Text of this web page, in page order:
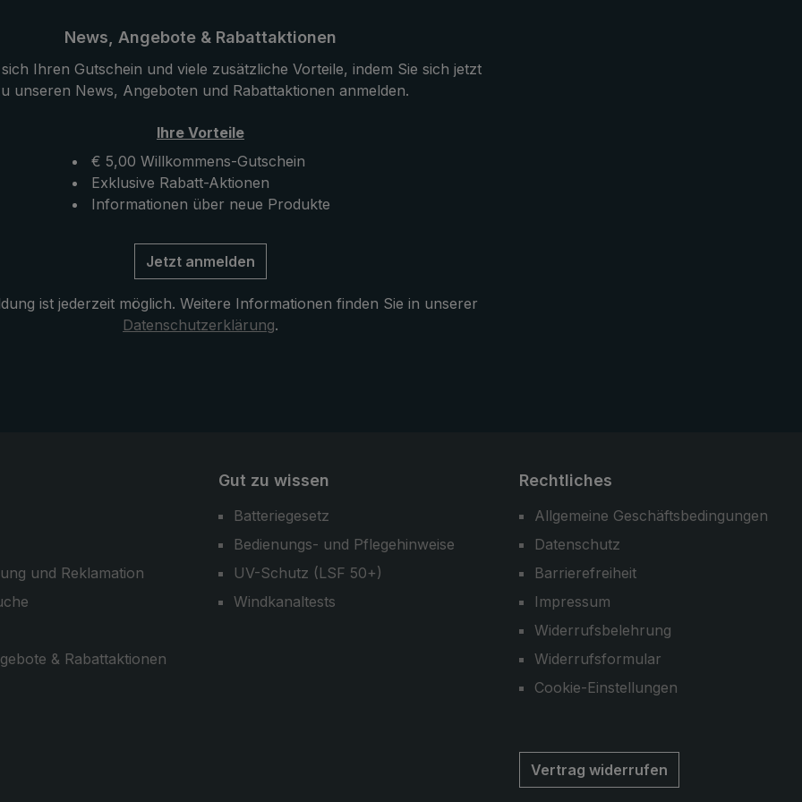
News, Angebote & Rabattaktionen
Ihren Gutschein und viele zusätzliche Vorteile, indem Sie sich jetzt
unseren News, Angeboten und Rabattaktionen anmelden.
Ihre Vorteile
€ 5,00 Willkommens-Gutschein
Exklusive Rabatt-Aktionen
Informationen über neue Produkte
Jetzt anmelden
ist jederzeit möglich. Weitere Informationen finden Sie in unserer
Datenschutzerklärung.
und Reklamation
& Rabattaktionen
Gut zu wissen
Batteriegesetz
Bedienungs- und Pflegehinweise
UV-Schutz (LSF 50+)
Windkanaltests
Rechtliches
Allgemeine Geschäftsbedingungen
Datenschutz
Barrierefreiheit
Impressum
Widerrufsbelehrung
Widerrufsformular
Cookie-Einstellungen
Vertrag widerrufen